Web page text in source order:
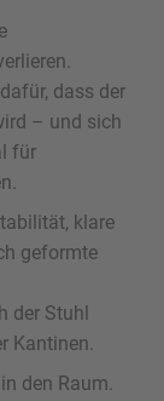
Vepa
dass der
– und sich
für
klare
geformte
der Stuhl
Kantinen.
den Raum.